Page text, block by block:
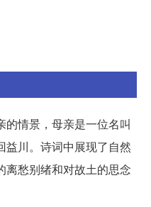
情景，母亲是一位名叫
益川。诗词中展现了自然
离愁别绪和对故土的思念